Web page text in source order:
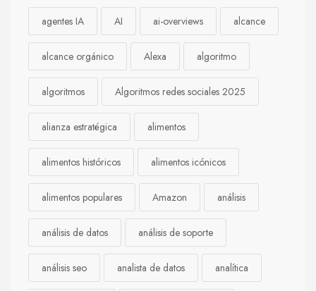
agentes IA AI ai-overviews alcance
alcance orgánico Alexa algoritmo
algoritmos Algoritmos redes sociales 2025
alianza estratégica alimentos
alimentos históricos alimentos icónicos
alimentos populares Amazon análisis
análisis de datos análisis de soporte
análisis seo analista de datos analítica